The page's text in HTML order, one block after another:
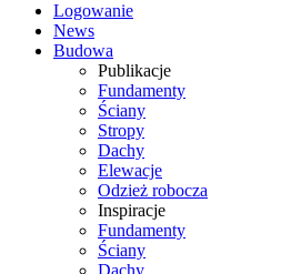
Logowanie
News
Budowa
Publikacje
Fundamenty
Ściany
Stropy
Dachy
Elewacje
Odzież robocza
Inspiracje
Fundamenty
Ściany
Dachy